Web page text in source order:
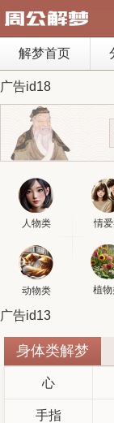
解梦首页
广告id18
人物类 情
动物类 植
广告id13
身体类解梦
心
手指